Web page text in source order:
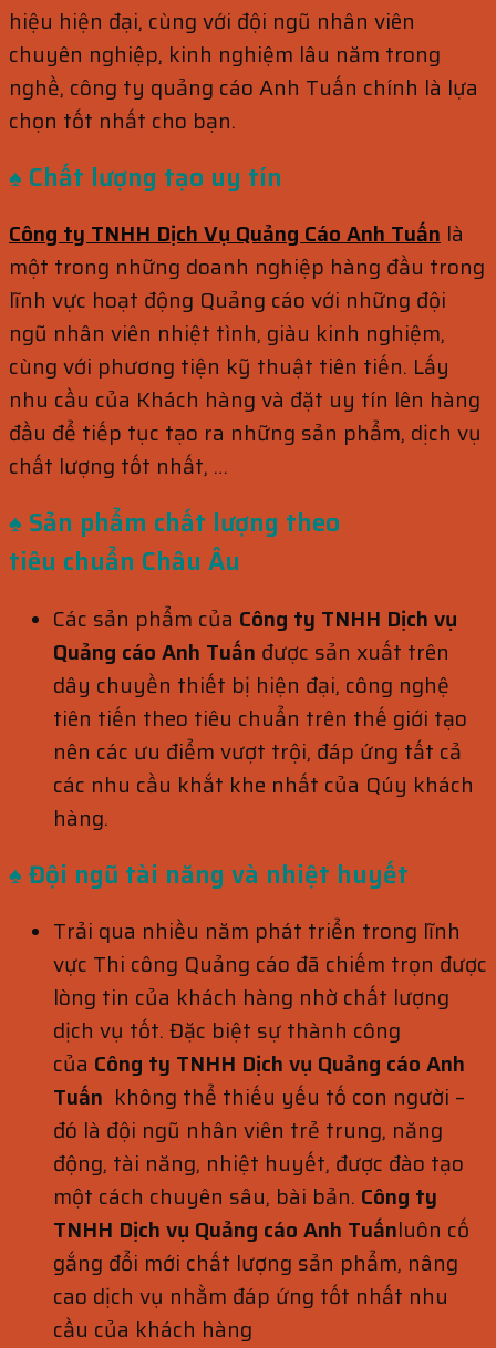
hiệu hiện đại, cùng với đội ngũ nhân viên
chuyên nghiệp, kinh nghiệm lâu năm trong
nghề, công ty quảng cáo Anh Tuấn chính là lựa
chọn tốt nhất cho bạn.
♠ Chất lượng tạo uy tín
Công ty TNHH Dịch Vụ Quảng Cáo Anh Tuấn là
một trong những doanh nghiệp hàng đầu trong
lĩnh vực hoạt động Quảng cáo với những đội
ngũ nhân viên nhiệt tình, giàu kinh nghiệm,
cùng với phương tiện kỹ thuật tiên tiến. Lấy
nhu cầu của Khách hàng và đặt uy tín lên hàng
đầu để tiếp tục tạo ra những sản phẩm, dịch vụ
chất lượng tốt nhất, …
♠ Sản phẩm chất lượng theo
tiêu chuẩn Châu Âu
Các sản phẩm của Công ty TNHH Dịch vụ
Quảng cáo Anh Tuấn được sản xuất trên
dây chuyền thiết bị hiện đại, công nghệ
tiên tiến theo tiêu chuẩn trên thế giới tạo
nên các ưu điểm vượt trội, đáp ứng tất cả
các nhu cầu khắt khe nhất của Qúy khách
hàng.
♠ Đội ngũ tài năng và nhiệt huyết
Trải qua nhiều năm phát triển trong lĩnh
vực Thi công Quảng cáo đã chiếm trọn được
lòng tin của khách hàng nhờ chất lượng
dịch vụ tốt. Đặc biệt sự thành công
của Công ty TNHH Dịch vụ Quảng cáo Anh
Tuấn không thể thiếu yếu tố con người –
đó là đội ngũ nhân viên trẻ trung, năng
động, tài năng, nhiệt huyết, được đào tạo
một cách chuyên sâu, bài bản. Công ty
TNHH Dịch vụ Quảng cáo Anh Tuấnluôn cố
gắng đổi mới chất lượng sản phẩm, nâng
cao dịch vụ nhằm đáp ứng tốt nhất nhu
cầu của khách hàng